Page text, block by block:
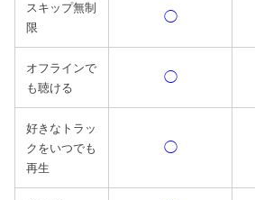
スキップ無制
限
◯
オフラインで
も聴ける
◯
好きなトラッ
クをいつでも
再生
◯